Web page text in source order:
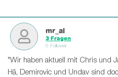
mr_al
3 Fragen
0 Follower
"Wir haben aktuell mit Chris und
Hä, Demirovic und Undav sind